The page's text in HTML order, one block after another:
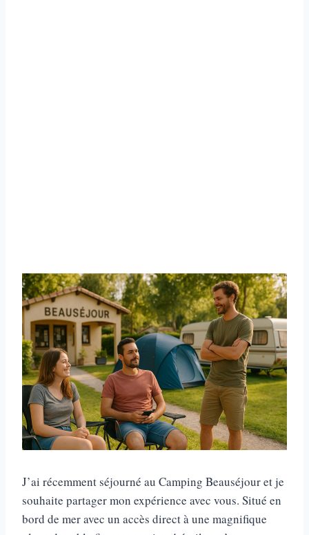
J’ai récemment séjourné au Camping Beauséjour et je
souhaite partager mon expérience avec vous. Situé en
bord de mer avec un accès direct à une magnifique